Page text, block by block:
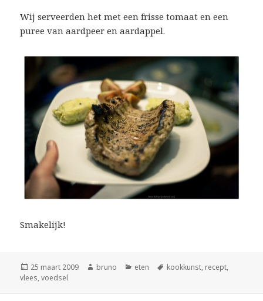
Wij serveerden het met een frisse tomaat en een
puree van aardpeer en aardappel.
Smakelijk!
Geplaatst
op
25 maart 2009 Auteur
bruno Categorieën
eten Tags
kookkunst, recept,
vlees,voedsel